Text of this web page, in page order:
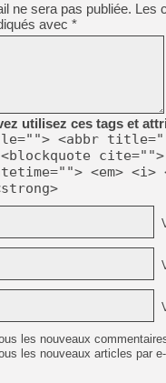
ne sera pas publiée. Les
avec *
utilisez ces tags et
<abbr
<em>
les nouveaux
les nouveaux articles par